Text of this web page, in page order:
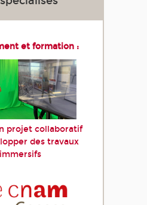
et formation :
projet collaboratif
des travaux